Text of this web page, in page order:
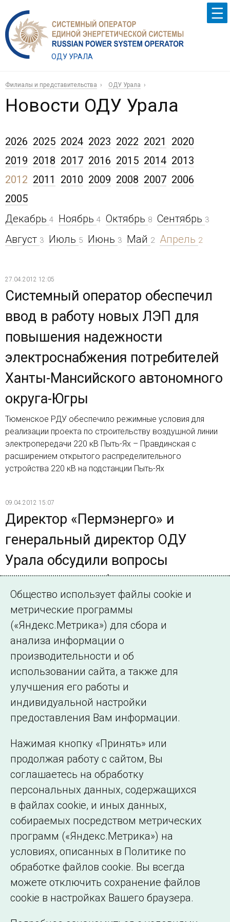
ОДУ УРАЛА
Филиалы и представительства ОДУ Урала
Новости ОДУ Урала
2026 2025 2024 2023 2022 2021
2020
2019 2018 2017 2016 2015 2014 2013
2012
Декабрь 4 Ноябрь 4 Октябрь 8 Сентябрь 3
Август 3 Июль 5 Июнь 3 Май 2 Апрель 2
2011 2010 2009 2008 2007 2006
2005
27.04.2012 12:05
Системный оператор обеспечил
ввод в работу новых ЛЭП для
повышения надежности
электроснабжения потребителей
Ханты-Мансийского автономного
округа-Югры
Тюменское РДУ обеспечило режимные условия для
реализации проекта по строительству воздушной линии
электропередачи 220 кВ Пыть-Ях – Правдинская с
расширением открытого распределительного
устройства 220 кВ на подстанции Пыть-Ях
09.04.2012 15:07
Директор «Пермэнерго» и
генеральный директор ОДУ
Урала обсудили вопросы
надежности работы Пермской
энергосистемы
5 апреля 2012 года в Перми состоялась встреча
директора филиала ОАО «МРСК Урала» - «Пермэнерго»
Олега Жданова с генеральным директором ОДУ Урала
Владимиром Павловым
©2005–2026 АО «СО ЕЭС»
Филиалы и
представительства
образовательной
организации
Общество использует файлы cookie и
метрические программы
(«Яндекс.Метрика») для сбора и
анализа информации о
производительности и об
использовании сайта, а также для
улучшения его работы и
индивидуальной настройки
предоставления Вам информации.
Нажимая кнопку «Принять» или
продолжая работу с сайтом, Вы
соглашаетесь на обработку
персональных данных, содержащихся
в файлах cookie, и иных данных,
собираемых посредством метрических
программ («Яндекс.Метрика») на
условиях, описанных в Политике по
обработке файлов cookie. Вы всегда
можете отключить сохранение файлов
cookie в настройках Вашего браузера.